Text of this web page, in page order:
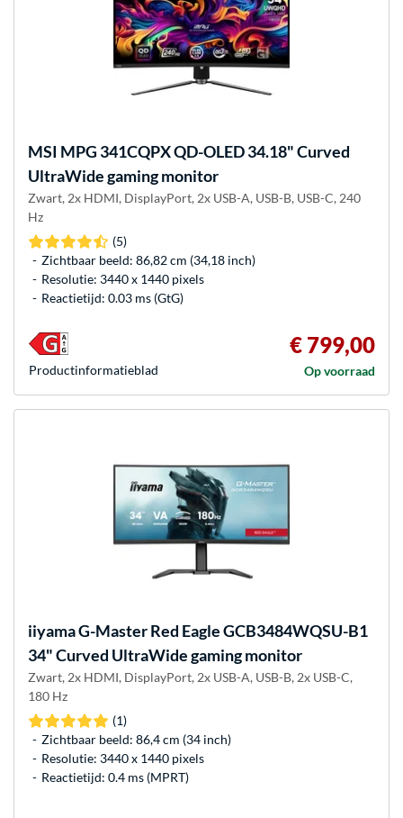
MSI MPG 341CQPX QD-OLED 34.18" Curved
UltraWide gaming monitor
Zwart, 2x HDMI, DisplayPort, 2x USB-A, USB-B, USB-C, 240
Hz
(5)
Zichtbaar beeld: 86,82 cm (34,18 inch)
Resolutie: 3440 x 1440 pixels
Reactietijd: 0.03 ms (GtG)
€ 799,00
Op voorraad
Product­informatieblad
iiyamaG-Master Red Eagle GCB3484WQSU-B1
34" Curved UltraWide gaming monitor
Zwart, 2x HDMI, DisplayPort, 2x USB-A, USB-B, 2x USB-C,
180 Hz
(1)
Zichtbaar beeld: 86,4 cm (34 inch)
Resolutie: 3440 x 1440 pixels
Reactietijd: 0.4 ms (MPRT)